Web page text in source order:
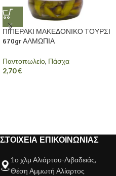
ΠΙΠΕΡΑΚΙ ΜΑΚΕΔΟΝΙΚΟ ΤΟΥΡΣΙ
670gr ΑΛΜΩΠΙΑ
Παντοπωλείο, Πάσχα
2,70€
ΣΤΟΙΧΕΙΑ ΕΠΙΚΟΙΝΩΝΙΑΣ
1ο χλμ Αλιάρτου-Λιβαδειάς,
Θέση Αμμωτή Αλίαρτος